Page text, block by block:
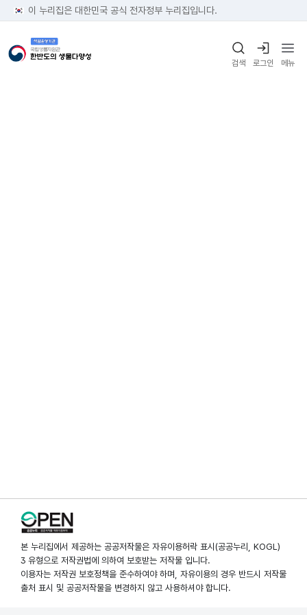
이 누리집은 대한민국 공식 전자정부 누리집입니다.
검색 로그인 메뉴
본 누리집에서 제공하는 공공저작물은 자유이용허락 표시(공공누리, KOGL)
3 유형으로 저작권법에 의하여 보호받는 저작물 입니다.
이용자는 저작권 보호정책을 준수하여야 하며, 자유이용의 경우 반드시 저작물
출처 표시 및 공공저작물을 변경하지 않고 사용하셔야 합니다.